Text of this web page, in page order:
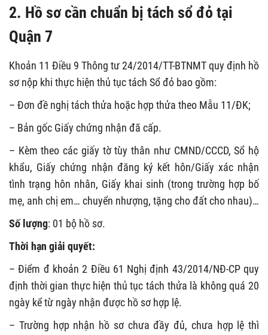
2. Hồ sơ cần chuẩn bị tách sổ đỏ tại
Quận 7
Khoản 11 Điều 9 Thông tư 24/2014/TT-BTNMT quy định hồ
sơ nộp khi thực hiện thủ tục tách Sổ đỏ bao gồm:
– Đơn đề nghị tách thửa hoặc hợp thửa theo Mẫu 11/ĐK;
– Bản gốc Giấy chứng nhận đã cấp.
– Kèm theo các giấy tờ tùy thân như CMND/CCCD, Sổ hộ
khẩu, Giấy chứng nhận đăng ký kết hôn/Giấy xác nhận
tình trạng hôn nhân, Giấy khai sinh (trong trường hợp bố
mẹ, anh chị em… chuyển nhượng, tặng cho đất cho nhau)…
Số lượng: 01 bộ hồ sơ.
Thời hạn giải quyết:
– Điểm đ khoản 2 Điều 61 Nghị định 43/2014/NĐ-CP quy
định thời gian thực hiện thủ tục tách thửa là không quá 20
ngày kể từ ngày nhận được hồ sơ hợp lệ.
– Trường hợp nhận hồ sơ chưa đầy đủ, chưa hợp lệ thì